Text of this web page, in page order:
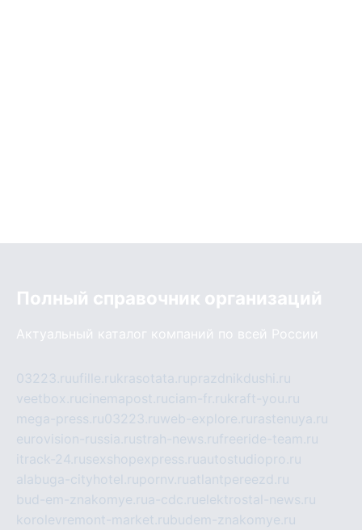
Полный справочник организаций
Актуальный каталог компаний по всей России
03223.ruufille.rukrasotata.ruprazdnikdushi.ru
veetbox.rucinemapost.ruciam-fr.rukraft-you.ru
mega-press.ru03223.ruweb-explore.ru rastenuya.ru
eurovision-russia.rustrah-news.rufreeride-team.ru
itrack-24.rusexshopexpress.ruautostudiopro.ru
alabuga-cityhotel.rupornv.ruatlantpereezd.ru
bud-em-znakomye.rua-cdc.ruelektrostal-news.ru
korolevremont-market.rubudem-znakomye.ru